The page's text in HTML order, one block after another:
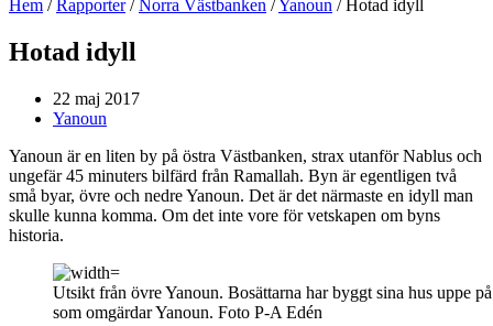
Hem /Rapporter/Norra Västbanken /Yanoun /Hotad idyll
Hotad idyll
22 maj 2017
Yanoun
Yanoun är en liten by på östra Västbanken, strax utanför Nablus och
ungefär 45 minuters bilfärd från Ramallah. Byn är egentligen två
små byar, övre och nedre Yanoun. Det är det närmaste en idyll man
skulle kunna komma. Om det inte vore för vetskapen om byns
historia.
Utsikt från övre Yanoun. Bosättarna har byggt sina hus uppe
som omgärdar Yanoun. Foto P-A Edén